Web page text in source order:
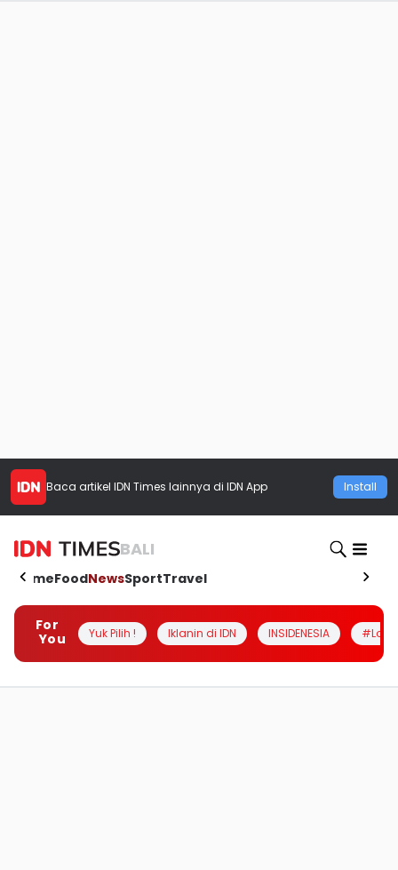
Baca artikel IDN Times lainnya di IDN App Install
BALI
HomeFoodNewsSportTravel
For
You
Yuk Pilih ! Iklanin di IDN INSIDENESIA